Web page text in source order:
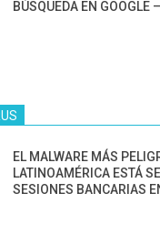
BÚSQUEDA EN GOOGLE
EL MALWARE MÁS
LATINOAMÉRICA ESTÁ
SESIONES BANCARIAS